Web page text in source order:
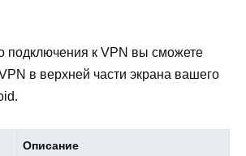
подключения к VPN вы сможете
в верхней части экрана вашего
Описание